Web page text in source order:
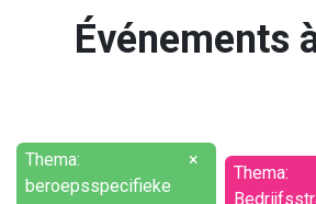
Événements
Thema:
beroepsspecifieke
×
Thema: